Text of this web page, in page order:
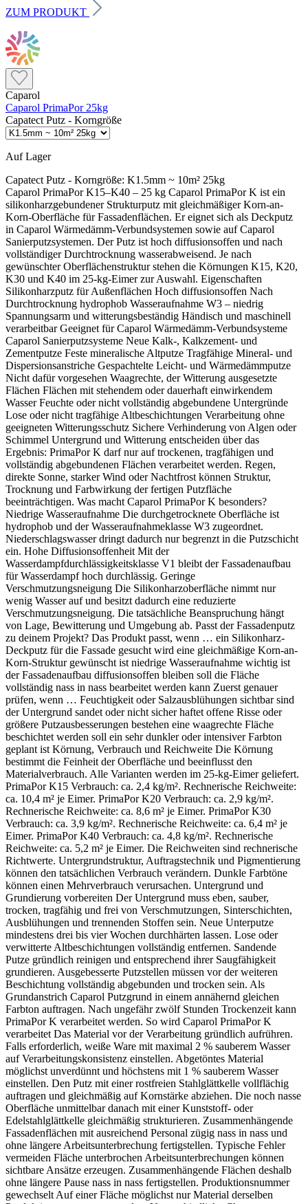
ZUM PRODUKT
Caparol
Caparol PrimaPor 25kg
Capatect Putz - Korngröße
Auf Lager
Capatect Putz - Korngröße: K1.5mm ~ 10m² 25kg
Caparol PrimaPor K15–K40 – 25 kg Caparol PrimaPor K ist ein
silikonharzgebundener Strukturputz mit gleichmäßiger Korn-an-
Korn-Oberfläche für Fassadenflächen. Er eignet sich als Deckputz
in Caparol Wärmedämm-Verbundsystemen sowie auf Caparol
Sanierputzsystemen. Der Putz ist hoch diffusionsoffen und nach
vollständiger Durchtrocknung wasserabweisend. Je nach
gewünschter Oberflächenstruktur stehen die Körnungen K15, K20,
K30 und K40 im 25-kg-Eimer zur Auswahl. Eigenschaften
Silikonharzputz für Außenflächen Hoch diffusionsoffen Nach
Durchtrocknung hydrophob Wasseraufnahme W3 – niedrig
Spannungsarm und witterungsbeständig Händisch und maschinell
verarbeitbar Geeignet für Caparol Wärmedämm-Verbundsysteme
Caparol Sanierputzsysteme Neue Kalk-, Kalkzement- und
Zementputze Feste mineralische Altputze Tragfähige Mineral- und
Dispersionsanstriche Gespachtelte Leicht- und Wärmedämmputze
Nicht dafür vorgesehen Waagrechte, der Witterung ausgesetzte
Flächen Flächen mit stehendem oder dauerhaft einwirkendem
Wasser Feuchte oder nicht vollständig abgebundene Untergründe
Lose oder nicht tragfähige Altbeschichtungen Verarbeitung ohne
geeigneten Witterungsschutz Sichere Verhinderung von Algen oder
Schimmel Untergrund und Witterung entscheiden über das
Ergebnis: PrimaPor K darf nur auf trockenen, tragfähigen und
vollständig abgebundenen Flächen verarbeitet werden. Regen,
direkte Sonne, starker Wind oder Nachtfrost können Struktur,
Trocknung und Farbwirkung der fertigen Putzfläche
beeinträchtigen. Was macht Caparol PrimaPor K besonders?
Niedrige Wasseraufnahme Die durchgetrocknete Oberfläche ist
hydrophob und der Wasseraufnahmeklasse W3 zugeordnet.
Niederschlagswasser dringt dadurch nur begrenzt in die Putzschicht
ein. Hohe Diffusionsoffenheit Mit der
Wasserdampfdurchlässigkeitsklasse V1 bleibt der Fassadenaufbau
für Wasserdampf hoch durchlässig. Geringe
Verschmutzungsneigung Die Silikonharzoberfläche nimmt nur
wenig Wasser auf und besitzt dadurch eine reduzierte
Verschmutzungsneigung. Die tatsächliche Beanspruchung hängt
von Lage, Bewitterung und Umgebung ab. Passt der Fassadenputz
zu deinem Projekt? Das Produkt passt, wenn … ein Silikonharz-
Deckputz für die Fassade gesucht wird eine gleichmäßige Korn-an-
Korn-Struktur gewünscht ist niedrige Wasseraufnahme wichtig ist
der Fassadenaufbau diffusionsoffen bleiben soll die Fläche
vollständig nass in nass bearbeitet werden kann Zuerst genauer
prüfen, wenn … Feuchtigkeit oder Salzausblühungen sichtbar sind
der Untergrund sandet oder nicht sicher haftet offene Risse oder
größere Putzausbesserungen bestehen eine waagrechte Fläche
beschichtet werden soll ein sehr dunkler oder intensiver Farbton
geplant ist Körnung, Verbrauch und Reichweite Die Körnung
bestimmt die Feinheit der Oberfläche und beeinflusst den
Materialverbrauch. Alle Varianten werden im 25-kg-Eimer geliefert.
PrimaPor K15 Verbrauch: ca. 2,4 kg/m². Rechnerische Reichweite:
ca. 10,4 m² je Eimer. PrimaPor K20 Verbrauch: ca. 2,9 kg/m².
Rechnerische Reichweite: ca. 8,6 m² je Eimer. PrimaPor K30
Verbrauch: ca. 3,9 kg/m². Rechnerische Reichweite: ca. 6,4 m² je
Eimer. PrimaPor K40 Verbrauch: ca. 4,8 kg/m². Rechnerische
Reichweite: ca. 5,2 m² je Eimer. Die Reichweiten sind rechnerische
Richtwerte. Untergrundstruktur, Auftragstechnik und Pigmentierung
können den tatsächlichen Verbrauch verändern. Dunkle Farbtöne
können einen Mehrverbrauch verursachen. Untergrund und
Grundierung vorbereiten Der Untergrund muss eben, sauber,
trocken, tragfähig und frei von Verschmutzungen, Sinterschichten,
Ausblühungen und trennenden Stoffen sein. Neue Unterputze
mindestens drei bis vier Wochen durchhärten lassen. Lose oder
verwitterte Altbeschichtungen vollständig entfernen. Sandende
Putze gründlich reinigen und entsprechend ihrer Saugfähigkeit
grundieren. Ausgebesserte Putzstellen müssen vor der weiteren
Beschichtung vollständig abgebunden und trocken sein. Als
Grundanstrich Caparol Putzgrund in einem annähernd gleichen
Farbton auftragen. Nach ungefähr zwölf Stunden Trockenzeit kann
PrimaPor K verarbeitet werden. So wird Caparol PrimaPor K
verarbeitet Das Material vor der Verarbeitung gründlich aufrühren.
Falls erforderlich, weiße Ware mit maximal 2 % sauberem Wasser
auf Verarbeitungskonsistenz einstellen. Abgetöntes Material
möglichst unverdünnt und höchstens mit 1 % sauberem Wasser
einstellen. Den Putz mit einer rostfreien Stahlglättkelle vollflächig
auftragen und gleichmäßig auf Kornstärke abziehen. Die noch nasse
Oberfläche unmittelbar danach mit einer Kunststoff- oder
Edelstahlglättkelle gleichmäßig strukturieren. Zusammenhängende
Fassadenflächen mit ausreichend Personal zügig nass in nass und
ohne längere Arbeitsunterbrechung fertigstellen. Typische Fehler
vermeiden Fläche unterbrochen Arbeitsunterbrechungen können
sichtbare Ansätze erzeugen. Zusammenhängende Flächen deshalb
ohne längere Pause nass in nass fertigstellen. Produktionsnummer
gewechselt Auf einer Fläche möglichst nur Material derselben